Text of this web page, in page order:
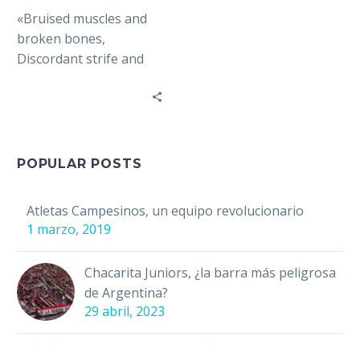
«Bruised muscles and
broken bones,
Discordant strife and
POPULAR POSTS
Atletas Campesinos, un equipo revolucionario
1 marzo, 2019
Chacarita Juniors, ¿la barra más peligrosa
de Argentina?
29 abril, 2023